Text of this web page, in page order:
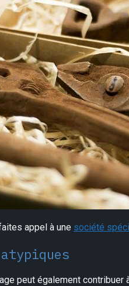
appel à une société
peut également contribuer